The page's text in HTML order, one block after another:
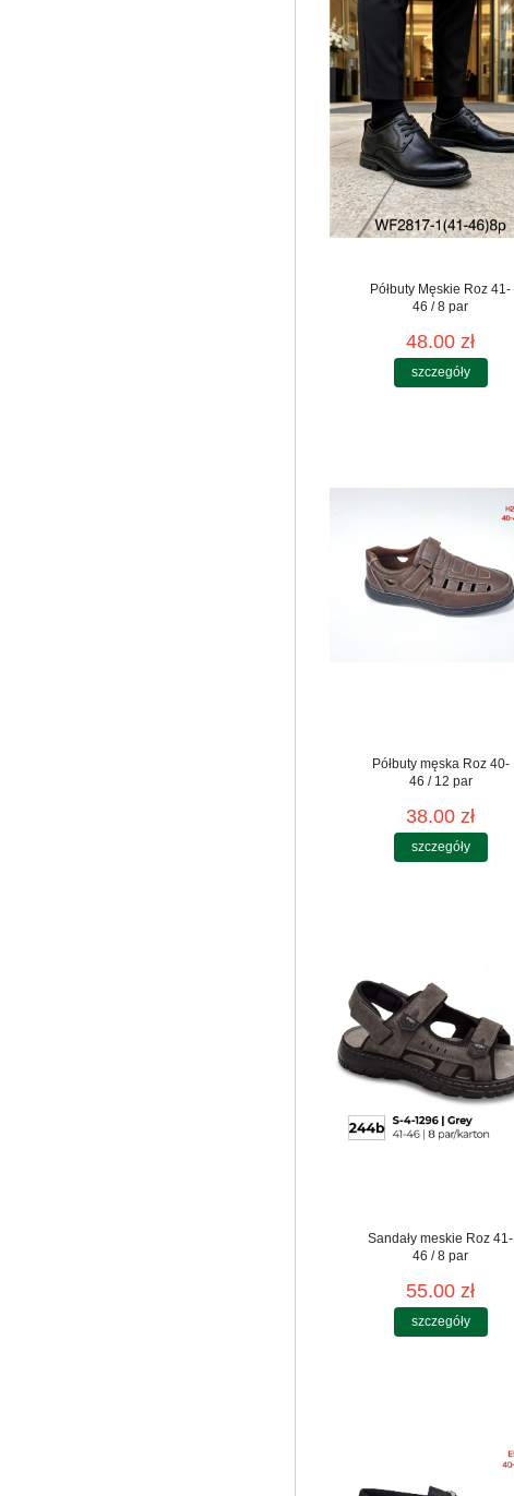
Półbuty Męskie Roz 41-
46 / 8 par
48.00 zł
szczegóły
Półbuty męska Roz 40-
46 / 12 par
38.00 zł
szczegóły
Sandały meskie Roz 41-
46 / 8 par
55.00 zł
szczegóły